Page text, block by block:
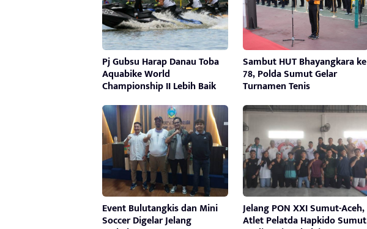
Pj Gubsu Harap Danau Toba
Aquabike World
Championship II Lebih Baik
Sambut HUT Bhayangkara ke
78, Polda Sumut Gelar
Turnamen Tenis
Event Bulutangkis dan Mini
Soccer Digelar Jelang
Jelang PON XXI Sumut-Aceh,
Atlet Pelatda Hapkido Sumut